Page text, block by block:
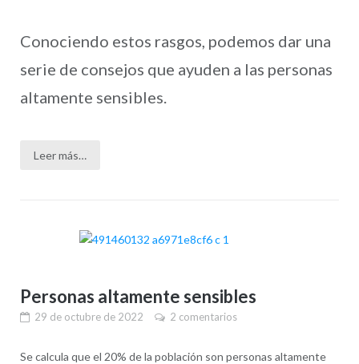
Conociendo estos rasgos, podemos dar una
serie de consejos que ayuden a las personas
altamente sensibles.
Leer más…
Personas altamente sensibles
29 de octubre de 2022 2 comentarios
Se calcula que el 20% de la población son personas altamente